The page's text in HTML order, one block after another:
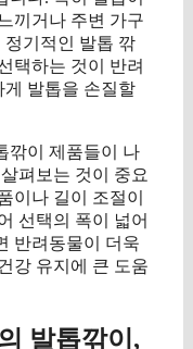
끼거나 주변 가구
정기적인 발톱 깎
택하는 것이 반려
발톱을 손질할
깎이 제품들이 나
펴보는 것이 중요
이나 길이 조절이
선택의 폭이 넓어
반려동물이 더욱
강 유지에 큰 도움
발톱깎이,